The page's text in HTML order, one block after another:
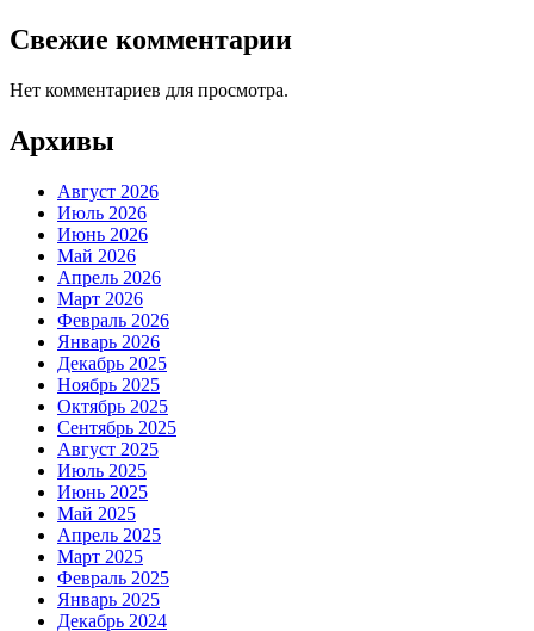
Свежие комментарии
Нет комментариев для просмотра.
Архивы
Август 2026
Июль 2026
Июнь 2026
Май 2026
Апрель 2026
Март 2026
Февраль 2026
Январь 2026
Декабрь 2025
Ноябрь 2025
Октябрь 2025
Сентябрь 2025
Август 2025
Июль 2025
Июнь 2025
Май 2025
Апрель 2025
Март 2025
Февраль 2025
Январь 2025
Декабрь 2024